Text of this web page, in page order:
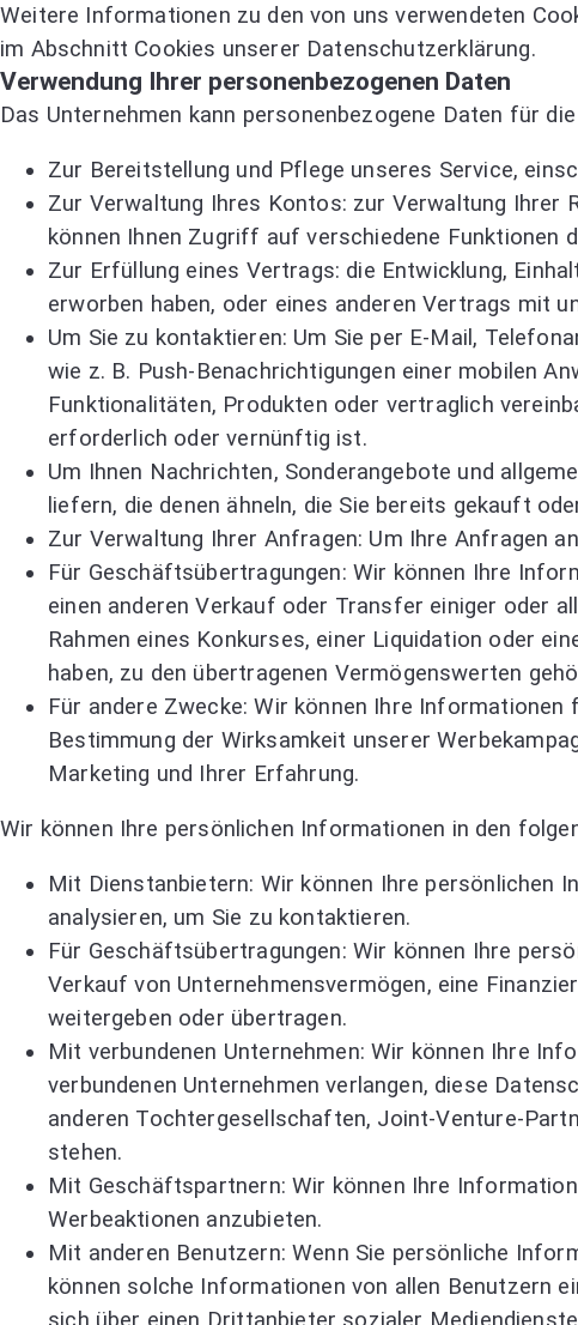
Weitere Informationen zu den von uns verwendeten
im Abschnitt Cookies unserer Datenschutzerklärung.
Verwendung Ihrer personenbezogenen Daten
Das Unternehmen kann personenbezogene Daten für
Zur Bereitstellung und Pflege unseres Service,
Zur Verwaltung Ihres Kontos: zur Verwaltung Ihrer
können Ihnen Zugriff auf verschiedene Funktionen
Zur Erfüllung eines Vertrags: die Entwicklung,
erworben haben, oder eines anderen Vertrags mit
Um Sie zu kontaktieren: Um Sie per E-Mail,
wie z. B. Push-Benachrichtigungen einer mobilen
Funktionalitäten, Produkten oder vertraglich
erforderlich oder vernünftig ist.
Um Ihnen Nachrichten, Sonderangebote und
liefern, die denen ähneln, die Sie bereits gekauft
Zur Verwaltung Ihrer Anfragen: Um Ihre Anfragen
Für Geschäftsübertragungen: Wir können Ihre
einen anderen Verkauf oder Transfer einiger oder
Rahmen eines Konkurses, einer Liquidation oder
haben, zu den übertragenen Vermögenswerten
Für andere Zwecke: Wir können Ihre
Bestimmung der Wirksamkeit unserer
Marketing und Ihrer Erfahrung.
Wir können Ihre persönlichen Informationen in den
Mit Dienstanbietern: Wir können Ihre persönlichen
analysieren, um Sie zu kontaktieren.
Für Geschäftsübertragungen: Wir können Ihre
Verkauf von Unternehmensvermögen, eine
weitergeben oder übertragen.
Mit verbundenen Unternehmen: Wir können Ihre
verbundenen Unternehmen verlangen, diese
anderen Tochtergesellschaften, Joint-Venture-
stehen.
Mit Geschäftspartnern: Wir können Ihre
Werbeaktionen anzubieten.
Mit anderen Benutzern: Wenn Sie persönliche
können solche Informationen von allen Benutzern